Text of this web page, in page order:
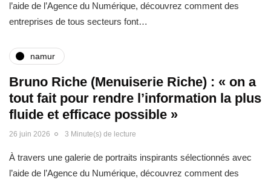
l’aide de l’Agence du Numérique, découvrez comment des
entreprises de tous secteurs font…
namur
Bruno Riche (Menuiserie Riche) : « on a
tout fait pour rendre l’information la plus
fluide et efficace possible »
26 juin 2026 3 Minute(s) de lecture
À travers une galerie de portraits inspirants sélectionnés avec
l’aide de l’Agence du Numérique, découvrez comment des